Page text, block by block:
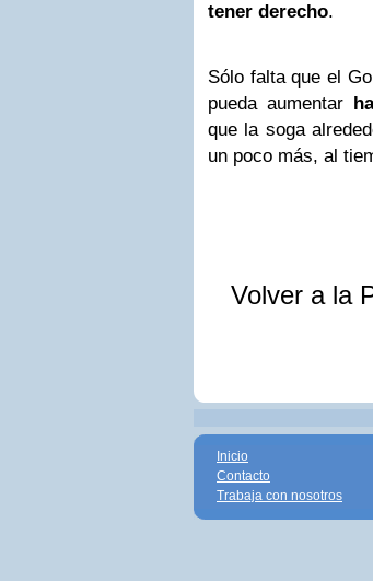
tener derecho.
Sólo falta que el
pueda aumentar
que la soga
un poco más, al
Volver a la
Inicio
Contacto
Trabaja con nosotros